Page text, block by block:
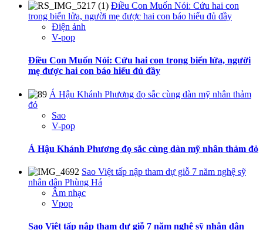
Điều Con Muốn Nói: Cứu hai con
trong biển lửa, người mẹ được hai con báo hiếu đủ đầy
Điện ảnh
V-pop
Điều Con Muốn Nói: Cứu hai con trong biển lửa, người
mẹ được hai con báo hiếu đủ đầy
Á Hậu Khánh Phương đọ sắc cùng dàn mỹ nhân thảm
đỏ
Sao
V-pop
Á Hậu Khánh Phương đọ sắc cùng dàn mỹ nhân thảm đỏ
Sao Việt tấp nập tham dự giỗ 7 năm nghệ sỹ
nhân dân Phùng Há
Âm nhạc
Vpop
Sao Việt tấp nập tham dự giỗ 7 năm nghệ sỹ nhân dân